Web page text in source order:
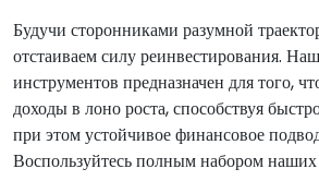
Будучи сторонниками разумной
отстаиваем силу реинвестирования.
инструментов предназначен для того,
доходы в лоно роста, способствуя
при этом устойчивое финансовое
Воспользуйтесь полным набором